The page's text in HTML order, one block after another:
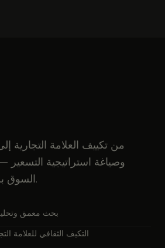
من تكييف العلامة التجارية
وصياغة استراتيجية
السوق بشكل منهجي شامل.
بحث معمق
التكيف الثقافي للعلامة